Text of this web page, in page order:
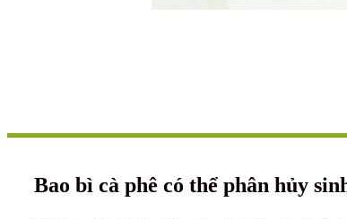
Bao bì cà phê có thể phân hủy